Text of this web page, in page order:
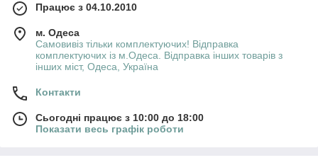
Працює з 04.10.2010
м. Одеса
Самовивіз тільки комплектуючих! Відправка
комплектуючих із м.Одеса. Відправка інших товарів з
інших міст, Одеса, Україна
Контакти
Сьогодні працює з 10:00 до 18:00
Показати весь графік роботи